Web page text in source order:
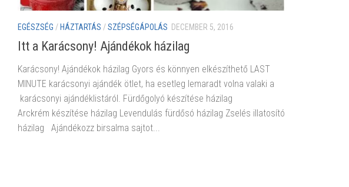
EGÉSZSÉG / HÁZTARTÁS /SZÉPSÉGÁPOLÁS DECEMBER 5, 2016
Itt a Karácsony! Ajándékok házilag
Karácsony! Ajándékok házilag Gyors és könnyen elkészíthető LAST
MINUTE karácsonyi ajándék ötlet, ha esetleg lemaradt volna valaki a
karácsonyi ajándéklistáról. Fürdőgolyó készítése házilag
Arckrém készítése házilag Levendulás fürdősó házilag Zselés illatosító
házilag Ajándékozz birsalma sajtot...